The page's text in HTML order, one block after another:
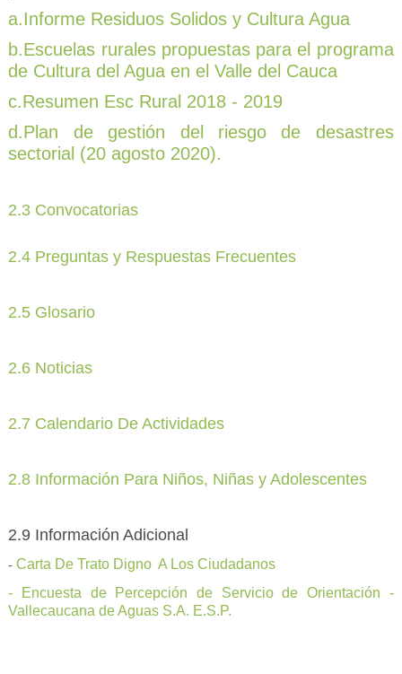
a.Informe Residuos Solidos y Cultura Agua
b.Escuelas rurales propuestas para el programa
de Cultura del Agua en el Valle del Cauca
c.Resumen Esc Rural 2018 - 2019
d.Plan de gestión del riesgo de desastres
sectorial (20 agosto 2020).
2.3 Convocatorias
2.4 Preguntas y Respuestas Frecuentes
2.5 Glosario
2.6 Noticias
2.7 Calendario De Actividades
2.8 Información Para Niños, Niñas y Adolescentes
2.9 Información Adicional
-Carta De Trato Digno A Los Ciudadanos
- Encuesta de Percepción de Servicio de Orientación -
Vallecaucana de Aguas S.A. E.S.P.